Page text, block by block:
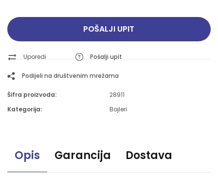
POŠALJI UPIT
Uporedi Pošalji upit
Podijeli na društvenim mrežama
Šifra proizvoda:
28911
Kategorija:
Bojleri
Opis Garancija Dostava